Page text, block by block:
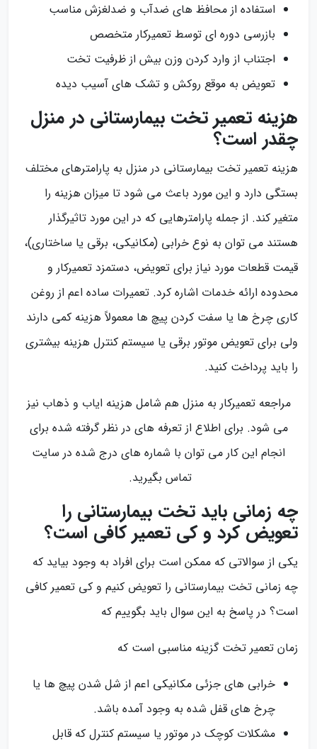
استفاده از محافظ‌ های ضدآب و ضدلغزش مناسب
بازرسی دوره‌ ای توسط تعمیرکار متخصص
اجتناب از وارد کردن وزن بیش از ظرفیت تخت
تعویض به موقع روکش و تشک‌ های آسیب‌ دیده
هزینه تعمیر تخت بیمارستانی در منزل
چقدر است؟
هزینه تعمیر تخت بیمارستانی در منزل به پارامترهای مختلف
بستگی دارد و این مورد باعث می شود تا میزان هزینه را
متغیر کند. از جمله پارامترهایی که در این مورد تاثیرگذار
هستند می توان به نوع خرابی (مکانیکی، برقی یا ساختاری)،
قیمت قطعات مورد نیاز برای تعویض، دستمزد تعمیرکار و
محدوده ارائه خدمات اشاره کرد. تعمیرات ساده اعم از روغن‌
کاری چرخ‌ ها یا سفت کردن پیچ‌ ها معمولاً هزینه کمی دارند
ولی برای تعویض موتور برقی یا سیستم کنترل هزینه بیشتری
را باید پرداخت کنید.
مراجعه تعمیرکار به منزل هم شامل هزینه ایاب و ذهاب نیز
می‌ شود. برای اطلاع از تعرفه های در نظر گرفته شده برای
انجام این کار می توان با شماره های درج شده در سایت
تماس بگیرید.
چه زمانی باید تخت بیمارستانی را
تعویض کرد و کی تعمیر کافی است؟
یکی از سوالاتی که ممکن است برای افراد به وجود بیاید که
چه زمانی تخت بیمارستانی را تعویض کنیم و کی تعمیر کافی
است؟ در پاسخ به این سوال باید بگوییم که
زمان تعمیر تخت گزینه مناسبی است که
خرابی‌ های جزئی مکانیکی اعم از شل شدن پیچ‌ ها یا
چرخ‌ های قفل شده به وجود آمده باشد.
مشکلات کوچک در موتور یا سیستم کنترل که قابل